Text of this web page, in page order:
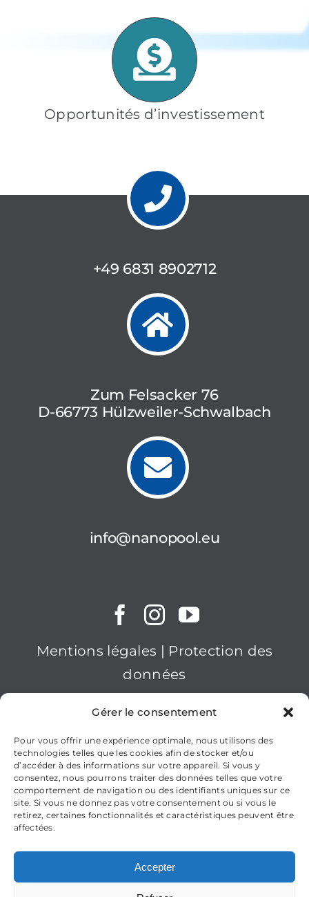
Gérer le consentement
Pour vous offrir une expérience optimale, nous utilisons des
technologies telles que les cookies afin de stocker et/ou
d’accéder à des informations sur votre appareil. Si vous y
consentez, nous pourrons traiter des données telles que votre
comportement de navigation ou des identifiants uniques sur ce
site. Si vous ne donnez pas votre consentement ou si vous le
retirez, certaines fonctionnalités et caractéristiques peuvent être
affectées.
Accepter
Opportunités d’investissement
+49 6831 8902712
Zum Felsacker 76
D-66773 Hülzweiler-Schwalbach
info@nanopool.eu
Mentions légales | Protection des
données
2026nanopool GmbH